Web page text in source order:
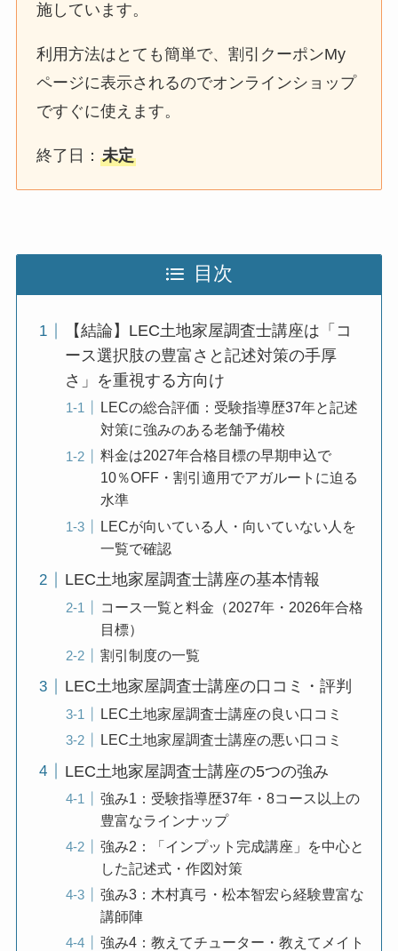
施しています。
利用方法はとても簡単で、割引クーポンMy
ページに表示されるのでオンラインショップ
ですぐに使えます。
終了日：未定
目次
【結論】LEC土地家屋調査士講座は「コ
ース選択肢の豊富さと記述対策の手厚
さ」を重視する方向け
LECの総合評価：受験指導歴37年と記述
対策に強みのある老舗予備校
料金は2027年合格目標の早期申込で
10％OFF・割引適用でアガルートに迫る
水準
LECが向いている人・向いていない人を
一覧で確認
LEC土地家屋調査士講座の基本情報
コース一覧と料金（2027年・2026年合格
目標）
割引制度の一覧
LEC土地家屋調査士講座の口コミ・評判
LEC土地家屋調査士講座の良い口コミ
LEC土地家屋調査士講座の悪い口コミ
LEC土地家屋調査士講座の5つの強み
強み1：受験指導歴37年・8コース以上の
豊富なラインナップ
強み2：「インプット完成講座」を中心と
した記述式・作図対策
強み3：木村真弓・松本智宏ら経験豊富な
講師陣
強み4：教えてチューター・教えてメイト